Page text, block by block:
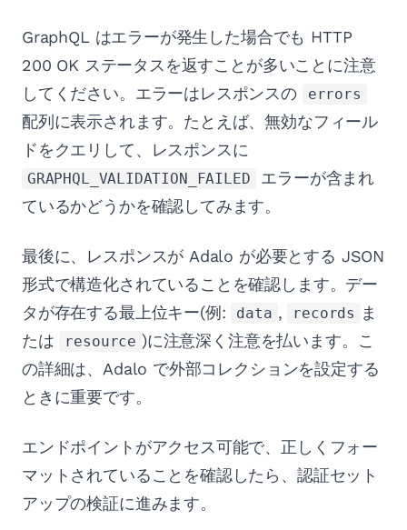
GraphQL はエラーが発生した場合でも HTTP
200 OK ステータスを返すことが多いことに注意
してください。エラーはレスポンスの
errors
配列に表示されます。たとえば、無効なフィール
ドをクエリして、レスポンスに
GRAPHQL_VALIDATION_FAILED
エラーが含まれ
ているかどうかを確認してみます。
最後に、レスポンスが Adalo が必要とする JSON
形式で構造化されていることを確認します。デー
タが存在する最上位キー(例:
data , records
ま
たは
resource )に注意深く注意を払います。こ
の詳細は、Adalo で外部コレクションを設定する
ときに重要です。
エンドポイントがアクセス可能で、正しくフォー
マットされていることを確認したら、認証セット
アップの検証に進みます。